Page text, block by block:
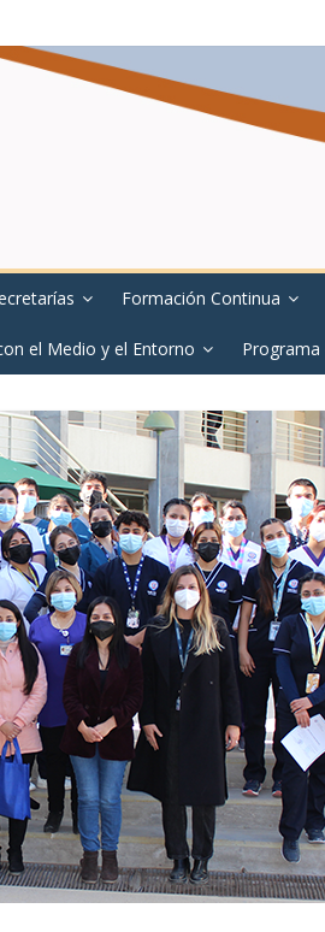
Formación Continua
el Medio y el Entorno Programa